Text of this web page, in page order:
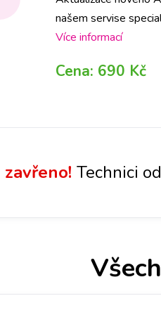
našem servise
na počkání. Na
Brně, Ostravě,
Více informací
Cena: 690 Kč
zavřeno! Technici